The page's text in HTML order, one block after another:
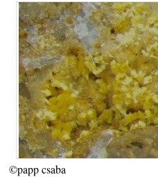
©papp csaba